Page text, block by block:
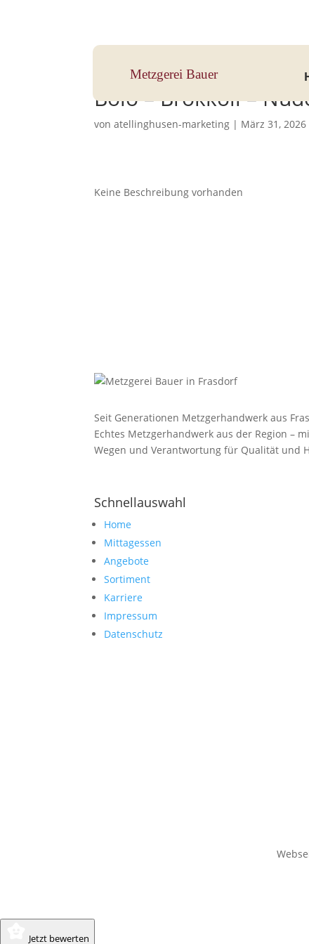
Metzgerei Bauer
Bolo – Brokkoli –
vonatellinghusen-marketing | März 31, 2026
Keine Beschreibung vorhanden
Seit Generationen Metzgerhandwerk aus
Echtes Metzgerhandwerk aus der Region –
Wegen und Verantwortung für Qualität und
Schnellauswahl
Home
Mittagessen
Angebote
Sortiment
Karriere
Impressum
Datenschutz
Jetzt bewerten